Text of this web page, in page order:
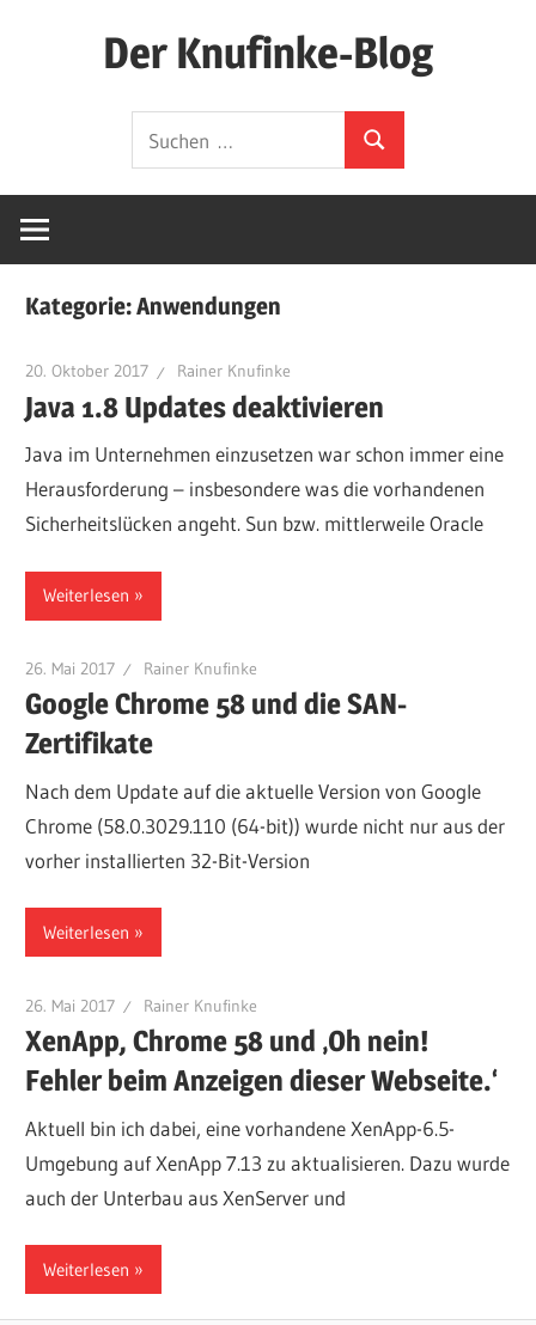
Der Knufinke-Blog
IT
nach:
Suchen
Kategorie:Anwendungen
20. Oktober 2017 Rainer Knufinke
Java 1.8 Updates deaktivieren
Java im Unternehmen einzusetzen war schon immer eine
Herausforderung – insbesondere was die vorhandenen
Sicherheitslücken angeht. Sun bzw. mittlerweile Oracle
Weiterlesen
26. Mai 2017 Rainer Knufinke
Google Chrome 58 und die SAN-
Zertifikate
Nach dem Update auf die aktuelle Version von Google
Chrome (58.0.3029.110 (64-bit)) wurde nicht nur aus der
vorher installierten 32-Bit-Version
Weiterlesen
26. Mai 2017 Rainer Knufinke
XenApp, Chrome 58 und ‚Oh nein!
Fehler beim Anzeigen dieser Webseite.‘
Aktuell bin ich dabei, eine vorhandene XenApp-6.5-
Umgebung auf XenApp 7.13 zu aktualisieren. Dazu wurde
auch der Unterbau aus XenServer und
Weiterlesen